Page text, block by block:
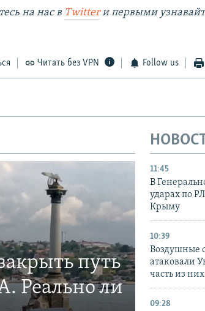
на наc в Twitterи первыми
Читать без VPN Follow us
путь
Реально ли
11:45
В
ударах по
Крыму
10:39
Воздушные
атаковали
часть из
09:28